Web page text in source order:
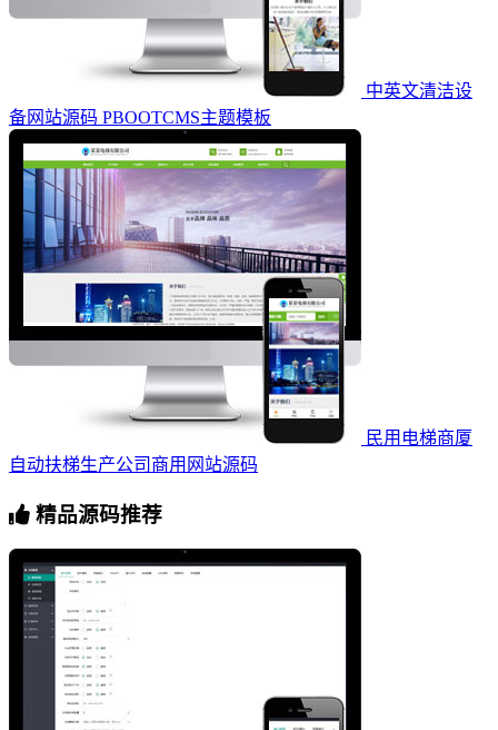
中英文清洁设
备网站源码 PBOOTCMS主题模板
民用电梯商厦
自动扶梯生产公司商用网站源码
精品源码推荐